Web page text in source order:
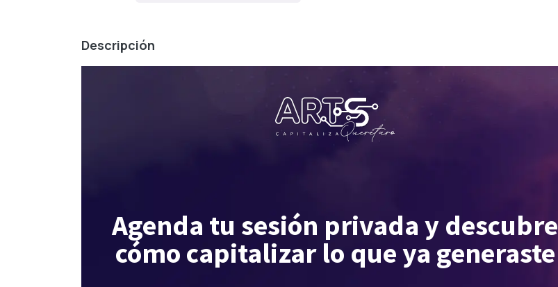
Descripción
Agenda tu sesión privada y descubre
cómo capitalizar lo que ya generaste